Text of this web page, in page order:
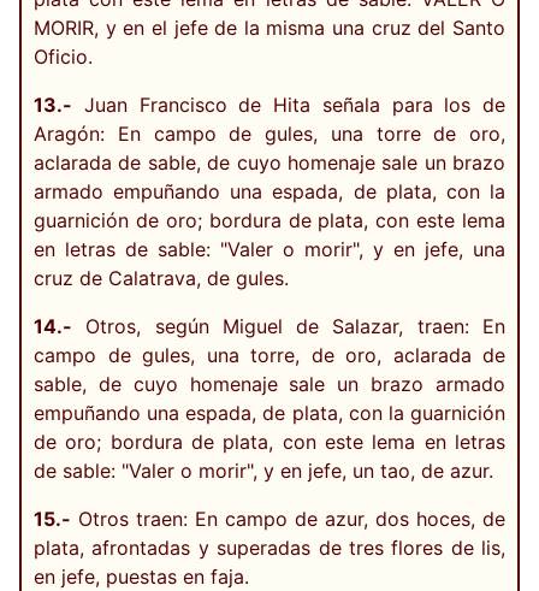
MORIR, y en el jefe de la misma una cruz del Santo
Oficio.
13.- Juan Francisco de Hita señala para los de
Aragón: En campo de gules, una torre de oro,
aclarada de sable, de cuyo homenaje sale un brazo
armado empuñando una espada, de plata, con la
guarnición de oro; bordura de plata, con este lema
en letras de sable: "Valer o morir", y en jefe, una
cruz de Calatrava, de gules.
14.- Otros, según Miguel de Salazar, traen: En
campo de gules, una torre, de oro, aclarada de
sable, de cuyo homenaje sale un brazo armado
empuñando una espada, de plata, con la guarnición
de oro; bordura de plata, con este lema en letras
de sable: "Valer o morir", y en jefe, un tao, de azur.
15.- Otros traen: En campo de azur, dos hoces, de
plata, afrontadas y superadas de tres flores de lis,
en jefe, puestas en faja.